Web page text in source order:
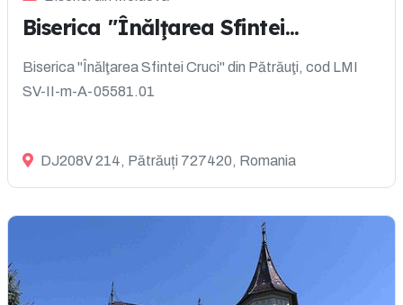
Biserica "Înălţarea Sfintei...
Biserica "Înălţarea Sfintei Cruci" din Pătrăuţi, cod LMI
SV-II-m-A-05581.01
DJ208V 214, Pătrăuți 727420, Romania